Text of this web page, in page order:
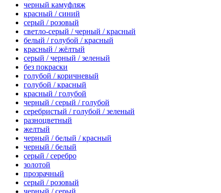
черный камуфляж
красный / синий
серый / розовый
светло-серый / черный / красный
белый / голубой / красный
красный / жёлтый
серый / черный / зеленый
без покраски
голубой / коричневый
голубой / красный
красный / голубой
черный / серый / голубой
серебристый / голубой / зеленый
разноцветный
желтый
черный / белый / красный
черный / белый
серый / серебро
золотой
прозрачный
серый / розовый